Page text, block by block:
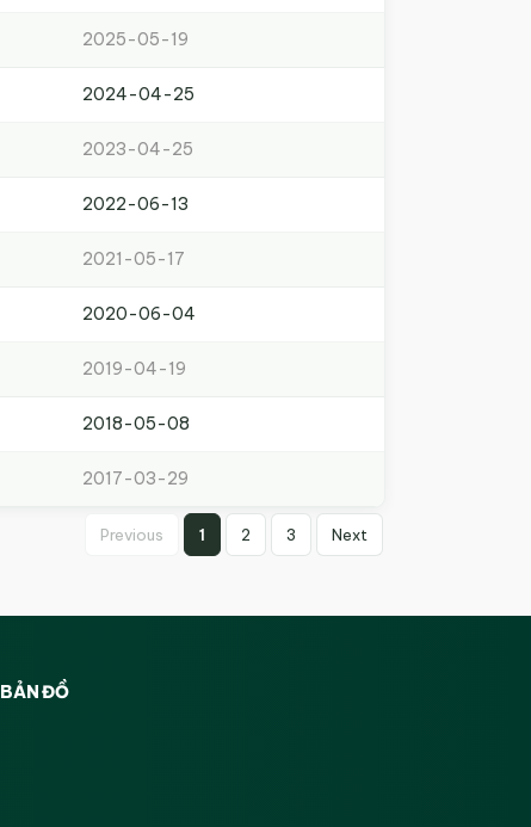
2025-05-19
2024-04-25
2023-04-25
2022-06-13
2021-05-17
2020-06-04
2019-04-19
2018-05-08
2017-03-29
Previous 1 2 3 Next
BẢN ĐỒ